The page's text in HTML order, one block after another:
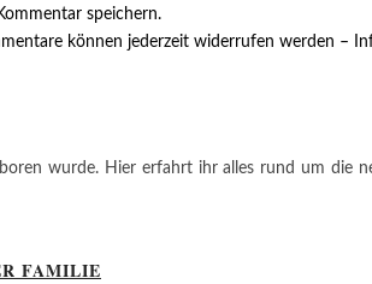
speichern.
können jederzeit widerrufen werden –
wurde. Hier erfahrt ihr alles rund um die
FAMILIE